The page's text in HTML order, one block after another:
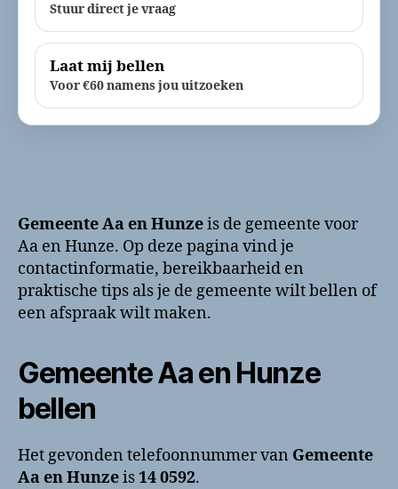
Stuur direct je vraag
Laat mij bellen
Voor €60 namens jou uitzoeken
Gemeente Aa en Hunzeis de gemeente voor
Aa en Hunze. Op deze pagina vind je
contactinformatie, bereikbaarheid en
praktische tips als je de gemeente wilt bellen of
een afspraak wilt maken.
Gemeente Aa en Hunze
bellen
Het gevonden telefoonnummer van Gemeente
Aa en Hunzeis14 0592.